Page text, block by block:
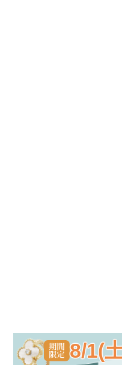
8/1(